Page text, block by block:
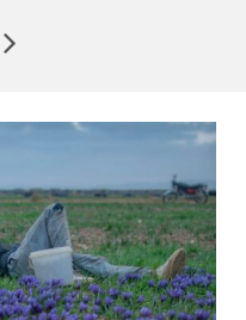
درباره مـــا
ارتباط با ما